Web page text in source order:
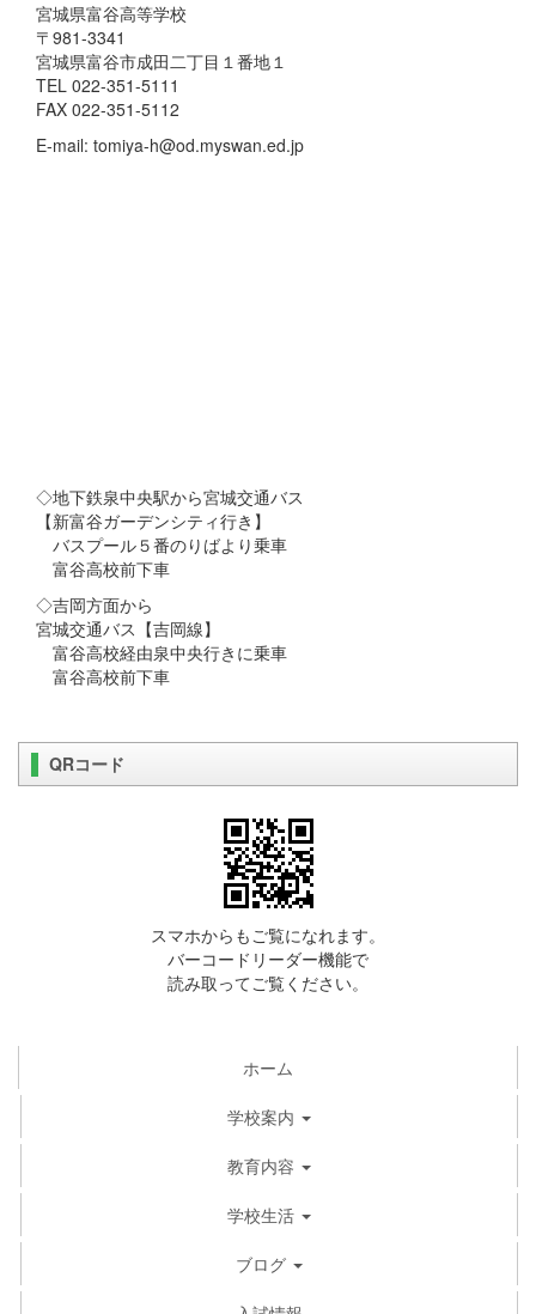
宮城県富谷高等学校
〒981-3341
宮城県富谷市成田二丁目１番地１
TEL 022-351-5111
FAX 022-351-5112
E-mail: tomiya-h@od.myswan.ed.jp
◇地下鉄泉中央駅から宮城交通バス
【新富谷ガーデンシティ行き】
バスプール５番のりばより乗車
富谷高校前下車
◇吉岡方面から
宮城交通バス【吉岡線】
富谷高校経由泉中央行きに乗車
富谷高校前下車
QRコード
スマホからもご覧になれます。
バーコードリーダー機能で
読み取ってご覧ください。
ホーム
学校案内
教育内容
学校生活
ブログ